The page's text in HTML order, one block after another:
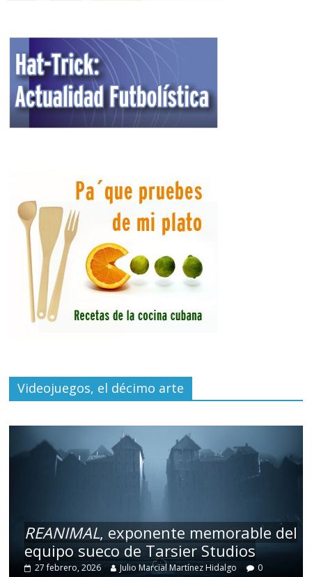
Videojuegos, el décimo arte
REANIMAL, exponente memorable del
equipo sueco de Tarsier Studios
27 febrero, 2026 Julio Marcial Martínez Hidalgo 0